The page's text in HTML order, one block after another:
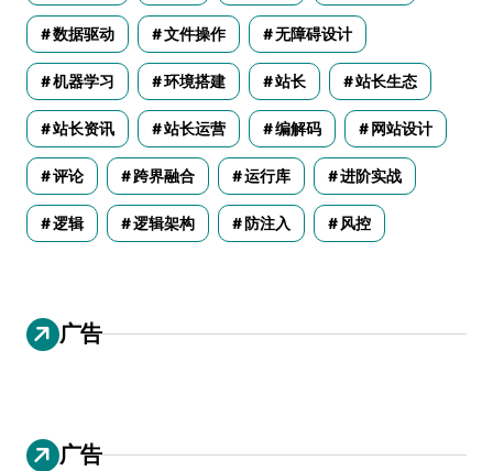
数据驱动 文件操作 无障碍设计
机器学习 环境搭建 站长 站长生态
站长资讯 站长运营 编解码 网站设计
评论 跨界融合 运行库 进阶实战
逻辑 逻辑架构 防注入 风控
广告
广告